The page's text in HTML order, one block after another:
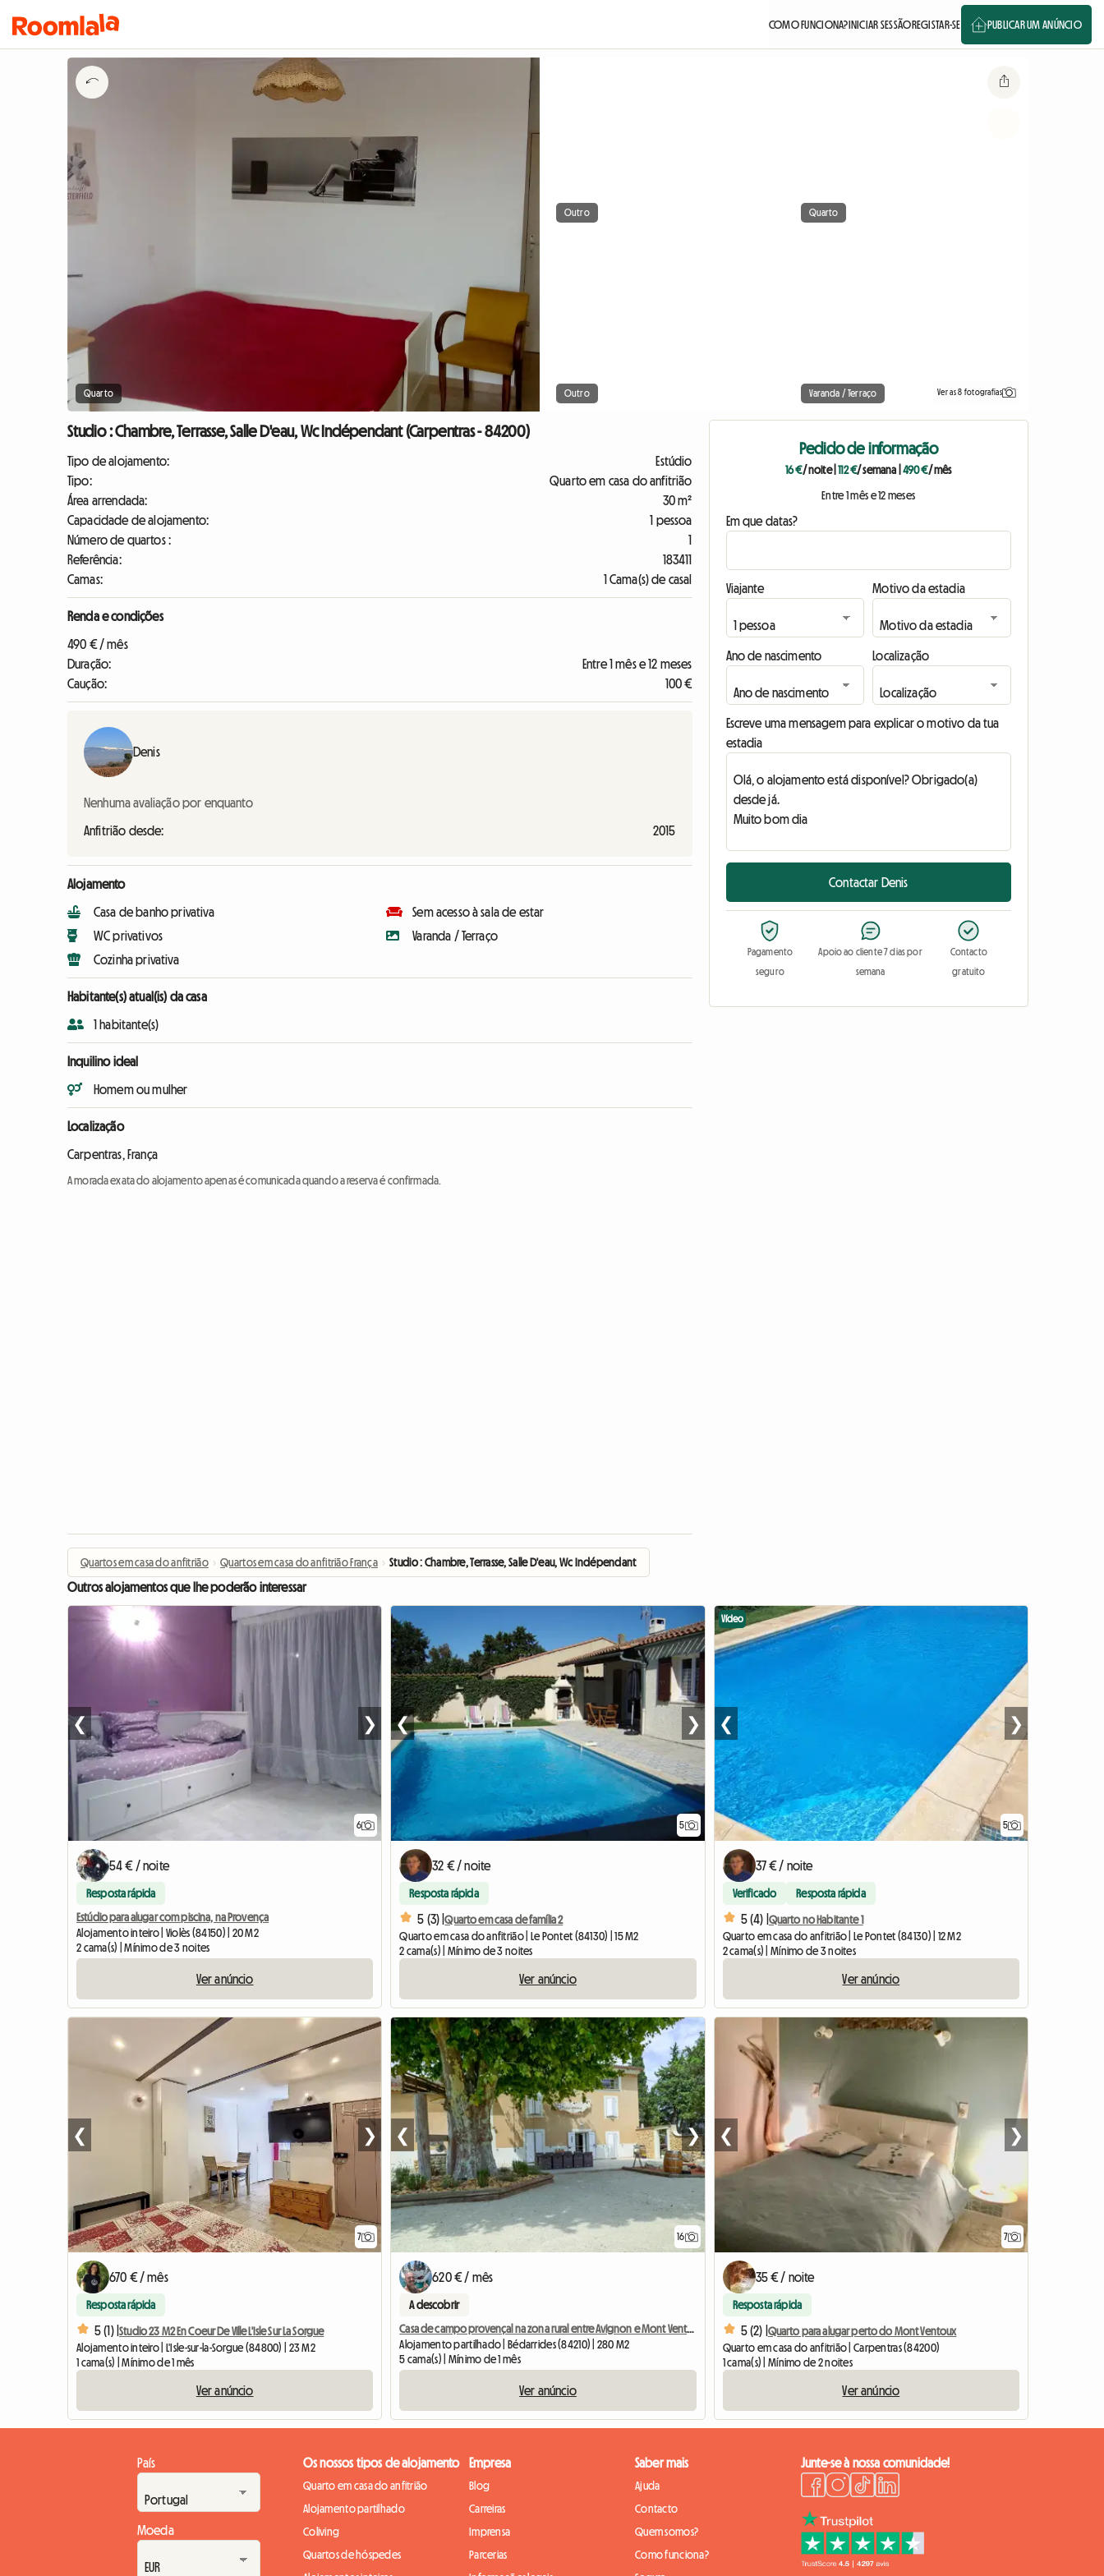
COMO FUNCIONA?INICIAR SESSÃOREGISTAR-SE PUBLICAR UM ANÚNCIO
Quarto
Outro Quarto
Outro Varanda / Terraço Ver as 8 fotografias
Studio : Chambre, Terrasse, Salle D'eau, Wc Indépendant (Carpentras - 84200)
Tipo de alojamento:
Estúdio
Tipo:
Quarto em casa do anfitrião
Área arrendada:
30 m²
Capacidade de alojamento:
1 pessoa
Número de quartos :
1
Referência:
183411
Camas:
1 Cama(s) de casal
Renda e condições
490 € / mês
Duração:
Entre 1 mês e 12 meses
Caução:
100 €
Denis
Nenhuma avaliação por enquanto
Anfitrião desde: 2015
Alojamento
Casa de banho privativa
WC privativos
Cozinha privativa
Sem acesso à sala de estar
Varanda / Terraço
Habitante(s) atual(is) da casa
1 habitante(s)
Inquilino ideal
Homem ou mulher
Localização
Carpentras, França
A morada exata do alojamento apenas é comunicada quando a reserva é confirmada.
Pedido de informação
16 €/ noite|112 €/ semana 490 €/ mês
Entre 1 mês e 12 meses
Em que datas?
Viajante Motivo da estadia
Ano de nascimento Localização
Escreve uma mensagem para explicar o motivo da tua
estadia
Contactar Denis
Pagamento
seguro
Apoio ao cliente 7 dias por
semana
Contacto
gratuito
Quartos em casa do anfitrião › Quartos em casa do anfitrião França › Studio : Chambre, Terrasse, Salle D'eau, Wc Indépendant
Outros alojamentos que lhe poderão interessar
6
❮ ❯
54 € / noite
Resposta rápida
Estúdio para alugar com piscina, na Provença
Alojamento inteiro | Violès (84150) | 20 M2
2 cama(s) | Mínimo de 3 noites
Ver anúncio
5
❮ ❯
32 € / noite
Resposta rápida
5 (3) |Quarto em casa de família 2
Quarto em casa do anfitrião | Le Pontet (84130) | 15 M2
2 cama(s) | Mínimo de 3 noites
Ver anúncio
5
Vídeo
❮ ❯
37 € / noite
Verificado Resposta rápida
5 (4) | Quarto no Habitante 1
Quarto em casa do anfitrião | Le Pontet (84130) | 12 M2
2 cama(s) | Mínimo de 3 noites
Ver anúncio
7
❮ ❯
670 € / mês
Resposta rápida
5 (1) |Studio 23 M2 En Coeur De Ville L'Isle Sur La Sorgue
Alojamento inteiro | L'Isle-sur-la-Sorgue (84800) | 23 M2
1 cama(s) | Mínimo de 1 mês
Ver anúncio
16
❮ ❯
620 € / mês
A descobrir
Casa de campo provençal na zona rural entre Avignon e Mont Ventoux
Alojamento partilhado | Bédarrides (84210) | 280 M2
5 cama(s) | Mínimo de 1 mês
Ver anúncio
7
❮ ❯
35 € / noite
Resposta rápida
5 (2) | Quarto para alugar perto do Mont Ventoux
Quarto em casa do anfitrião | Carpentras (84200)
1 cama(s) | Mínimo de 2 noites
Ver anúncio
País
Moeda
Os nossos tipos de alojamento
Quarto em casa do anfitrião
Alojamento partilhado
Coliving
Quartos de hóspedes
Empresa
Blog
Carreiras
Imprensa
Parcerias
Saber mais
Ajuda
Contacto
Quem somos?
Como funciona?
Junte-se à nossa comunidade!